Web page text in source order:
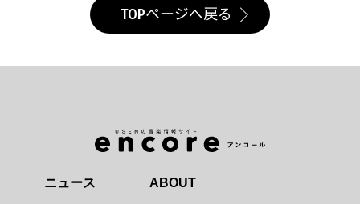
TOPページへ戻る
ニュース ABOUT